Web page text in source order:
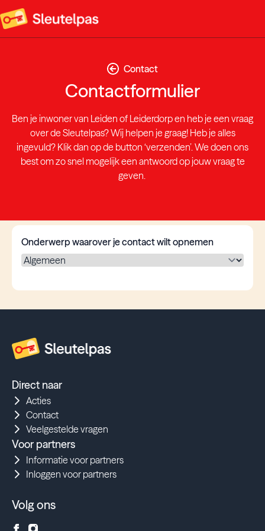
Contact
Contactformulier
Ben je inwoner van Leiden of Leiderdorp en heb je een vraag
over de Sleutelpas? Wij helpen je graag! Heb je alles
ingevuld? Klik dan op de button ‘verzenden’. We doen ons
best om zo snel mogelijk een antwoord op jouw vraag te
geven.
Onderwerp waarover je contact wilt opnemen
Direct naar
Acties
Contact
Veelgestelde vragen
Voor partners
Informatie voor partners
Inloggen voor partners
Volg ons